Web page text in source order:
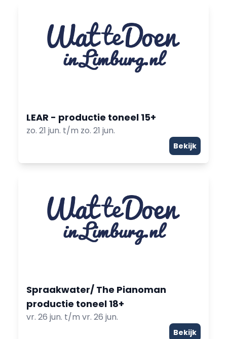
LEAR - productie toneel 15+
zo. 21 jun. t/m zo. 21 jun.
Bekijk
Spraakwater/ The Pianoman
productie toneel 18+
vr. 26 jun. t/m vr. 26 jun.
Bekijk